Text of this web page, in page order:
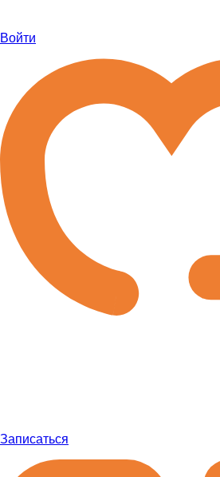
Войти
Записаться